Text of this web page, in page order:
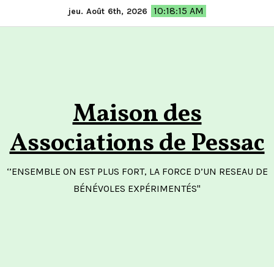
to
jeu. Août 6th, 2026 10:18:15 AM
Maison des
Associations de Pessac
‘’ENSEMBLE ON EST PLUS FORT, LA FORCE D’UN RESEAU DE
BÉNÉVOLES EXPÉRIMENTÉS"